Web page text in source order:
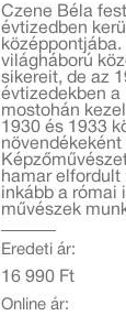
Czene Béla
évtizedben
középpontjába.
világháború
sikereit, de az
évtizedekben
mostohán
1930 és 1933
növendékeként
hamar elfordult
inkább a római
művészek
Eredeti ár:
16 990 Ft
Online ár: